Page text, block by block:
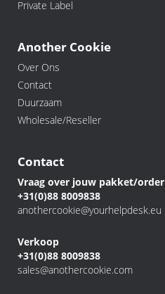
Private Label
Another Cookie
Over Ons
Contact
Duurzaam
Wholesale/Reseller
Contact
Vraag over jouw pakket/order
+31(0)88 8009838
anothercookie@yourhelpdesk.eu
Verkoop
+31(0)88 8009838
sales@anothercookie.com